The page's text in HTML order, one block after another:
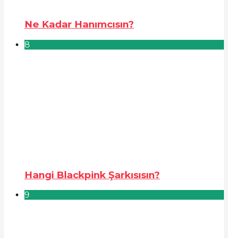
Ne Kadar Hanımcısın?
8
Hangi Blackpink Şarkısısın?
9